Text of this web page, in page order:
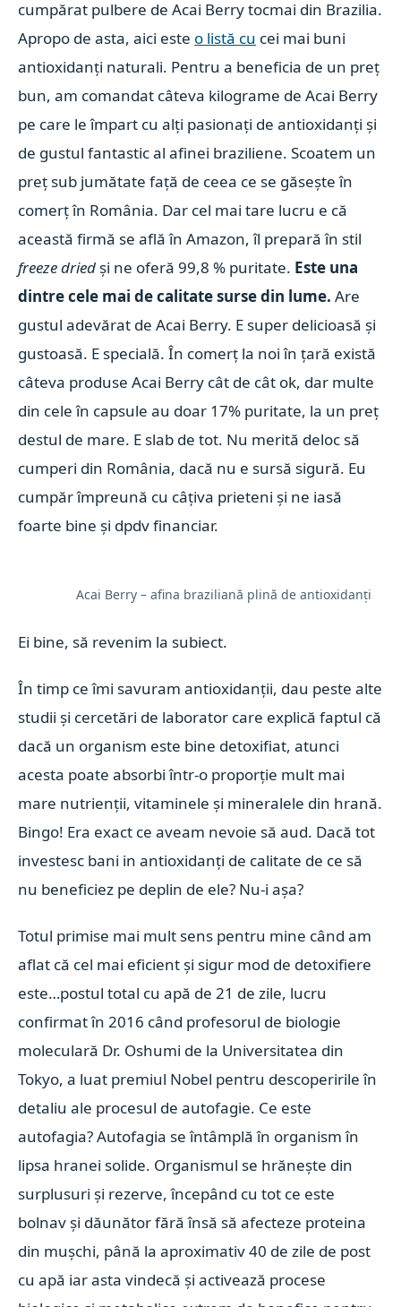
cumpărat pulbere de Acai Berry tocmai din Brazilia.
Apropo de asta, aici este o listă cu cei mai buni
antioxidanți naturali. Pentru a beneficia de un preț
bun, am comandat câteva kilograme de Acai Berry
pe care le împart cu alți pasionați de antioxidanți și
de gustul fantastic al afinei braziliene. Scoatem un
preț sub jumătate față de ceea ce se găsește în
comerț în România. Dar cel mai tare lucru e că
această firmă se află în Amazon, îl prepară în stil
freeze dried și ne oferă 99,8 % puritate. Este una
dintre cele mai de calitate surse din lume. Are
gustul adevărat de Acai Berry. E super delicioasă și
gustoasă. E specială. În comerț la noi în țară există
câteva produse Acai Berry cât de cât ok, dar multe
din cele în capsule au doar 17% puritate, la un preț
destul de mare. E slab de tot. Nu merită deloc să
cumperi din România, dacă nu e sursă sigură. Eu
cumpăr împreună cu câțiva prieteni și ne iasă
foarte bine și dpdv financiar.
Acai Berry – afina braziliană plină de antioxidanți
Ei bine, să revenim la subiect.
În timp ce îmi savuram antioxidanții, dau peste alte
studii și cercetări de laborator care explică faptul că
dacă un organism este bine detoxifiat, atunci
acesta poate absorbi într-o proporție mult mai
mare nutrienții, vitaminele și mineralele din hrană.
Bingo! Era exact ce aveam nevoie să aud. Dacă tot
investesc bani in antioxidanți de calitate de ce să
nu beneficiez pe deplin de ele? Nu-i așa?
Totul primise mai mult sens pentru mine când am
aflat că cel mai eficient și sigur mod de detoxifiere
este…postul total cu apă de 21 de zile, lucru
confirmat în 2016 când profesorul de biologie
moleculară Dr. Oshumi de la Universitatea din
Tokyo, a luat premiul Nobel pentru descoperirile în
detaliu ale procesul de autofagie. Ce este
autofagia? Autofagia se întâmplă în organism în
lipsa hranei solide. Organismul se hrănește din
surplusuri și rezerve, începând cu tot ce este
bolnav și dăunător fără însă să afecteze proteina
din mușchi, până la aproximativ 40 de zile de post
cu apă iar asta vindecă și activează procese